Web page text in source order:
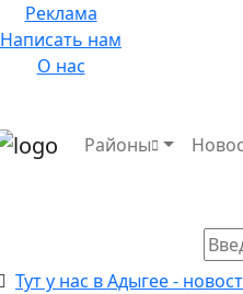
Реклама
Написать нам
О нас
Районы
Тут у нас в Адыгее -